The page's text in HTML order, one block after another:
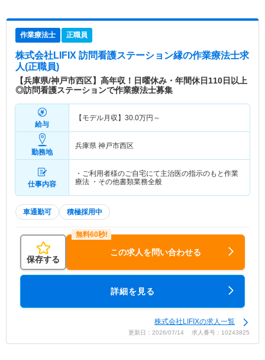
作業療法士 正職員
株式会社LIFIX 訪問看護ステーション縁の作業療法士求
人(正職員)
【兵庫県/神戸市西区】高年収！日曜休み・年間休日110日以上
◎訪問看護ステーションで作業療法士募集
給与
【モデル月収】 30.0万円～
勤務地
兵庫県 神戸市西区
仕事内容
・ご利用者様のご自宅にて主治医の指示のもと作業
療法 ・その他書類業務全般
車通勤可 積極採用中
保存する
この求人を問い合わせる
詳細を見る
株式会社LIFIXの求人一覧
更新日：2026/07/14 求人番号：10243825